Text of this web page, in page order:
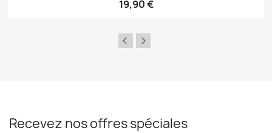
19,90 €
Recevez nos offres spéciales